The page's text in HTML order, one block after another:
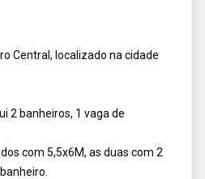
Central, localizado na cidade
2 banheiros, 1 vaga de
com 5,5x6M, as duas com 2